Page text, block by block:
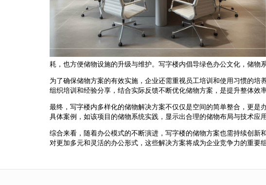
耗，也方便储物设施的升级与维护。写字楼内倡导绿色办公文化，储物
为了确保储物方案的有效实施，企业还需重视员工培训和使用习惯的
组织培训和经验分享，结合实际反馈不断优化储物方案，是提升整体效率
最终，写字楼内多样化的储物解决方案不仅仅是空间的简单整合，更
具体案例，如该项目的储物系统实践，显示出合理的储物布局与技术应
综合来看，随着办公模式的不断演进，写字楼的储物方案也需持续创
对更加多元和灵活的办公形式，这些解决方案将成为企业竞争力的重要组